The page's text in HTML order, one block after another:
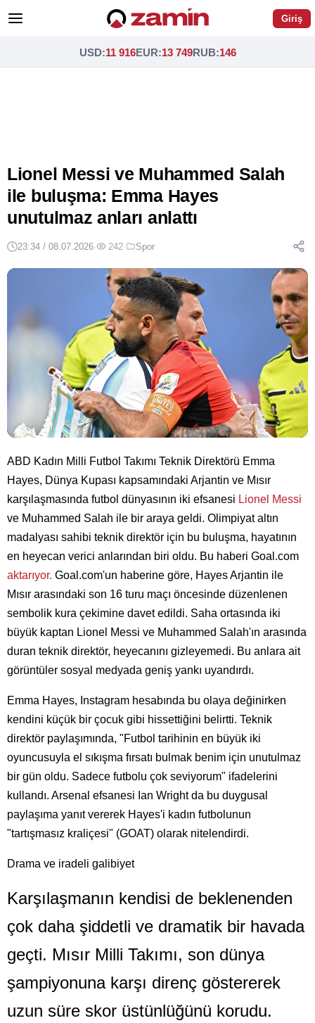
Giriş
USD:11 916EUR:13 749RUB:146
Lionel Messi ve Muhammed Salah
ile buluşma: Emma Hayes
unutulmaz anları anlattı
23:34 / 08.07.2026· 242· Spor
ABD Kadın Milli Futbol Takımı Teknik Direktörü Emma
Hayes, Dünya Kupası kapsamındaki Arjantin ve Mısır
karşılaşmasında futbol dünyasının iki efsanesi Lionel Messi
ve Muhammed Salah ile bir araya geldi. Olimpiyat altın
madalyası sahibi teknik direktör için bu buluşma, hayatının
en heyecan verici anlarından biri oldu. Bu haberi Goal.com
aktarıyor. Goal.com'un haberine göre, Hayes Arjantin ile
Mısır arasındaki son 16 turu maçı öncesinde düzenlenen
sembolik kura çekimine davet edildi. Saha ortasında iki
büyük kaptan Lionel Messi ve Muhammed Salah'ın arasında
duran teknik direktör, heyecanını gizleyemedi. Bu anlara ait
görüntüler sosyal medyada geniş yankı uyandırdı.
Emma Hayes, Instagram hesabında bu olaya değinirken
kendini küçük bir çocuk gibi hissettiğini belirtti. Teknik
direktör paylaşımında, "Futbol tarihinin en büyük iki
oyuncusuyla el sıkışma fırsatı bulmak benim için unutulmaz
bir gün oldu. Sadece futbolu çok seviyorum" ifadelerini
kullandı. Arsenal efsanesi Ian Wright da bu duygusal
paylaşıma yanıt vererek Hayes'i kadın futbolunun
"tartışmasız kraliçesi" (GOAT) olarak nitelendirdi.
Drama ve iradeli galibiyet
Karşılaşmanın kendisi de beklenenden
çok daha şiddetli ve dramatik bir havada
geçti. Mısır Milli Takımı, son dünya
şampiyonuna karşı direnç göstererek
uzun süre skor üstünlüğünü korudu.